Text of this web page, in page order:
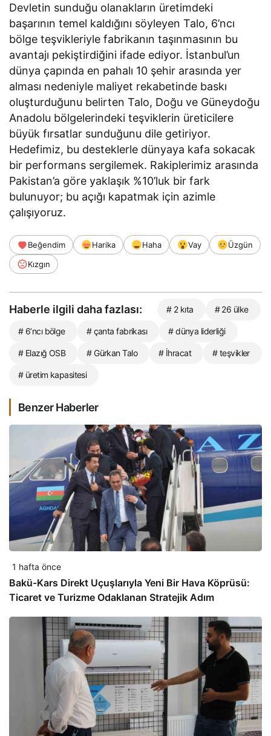
Devletin sunduğu olanakların üretimdeki
başarının temel kaldığını söyleyen Talo, 6’ncı
bölge teşvikleriyle fabrikanın taşınmasının bu
avantajı pekiştirdiğini ifade ediyor. İstanbul’un
dünya çapında en pahalı 10 şehir arasında yer
alması nedeniyle maliyet rekabetinde baskı
oluşturduğunu belirten Talo, Doğu ve Güneydoğu
Anadolu bölgelerindeki teşviklerin üreticilere
büyük fırsatlar sunduğunu dile getiriyor.
Hedefimiz, bu desteklerle dünyaya kafa sokacak
bir performans sergilemek. Rakiplerimiz arasında
Pakistan’a göre yaklaşık %10’luk bir fark
bulunuyor; bu açığı kapatmak için azimle
çalışıyoruz.
Beğendim Harika Haha Vay
Üzgün
Kızgın
Haberle ilgili daha fazlası: # 2 kıta # 26 ülke
# 6’ncı bölge # çanta fabrikası # dünya liderliği
# Elazığ OSB # Gürkan Talo # İhracat # teşvikler
# üretim kapasitesi
Benzer Haberler
1 hafta önce
Bakü-Kars Direkt Uçuşlarıyla Yeni Bir Hava Köprüsü:
Ticaret ve Turizme Odaklanan Stratejik Adım